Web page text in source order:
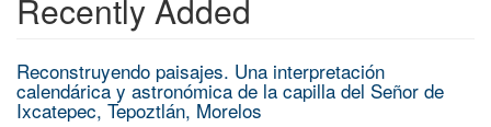
Recently Added
Reconstruyendo paisajes. Una interpretación
calendárica y astronómica de la capilla del Señor de
Ixcatepec, Tepoztlán, Morelos